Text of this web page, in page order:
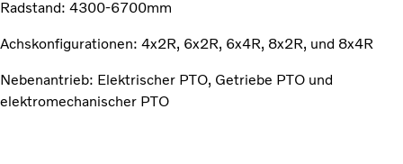
Radstand: 4300-6700mm
Achskonfigurationen: 4x2R, 6x2R, 6x4R, 8x2R, und 8x4R
Nebenantrieb: Elektrischer PTO, Getriebe PTO und
elektromechanischer PTO